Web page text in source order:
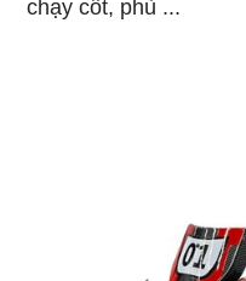
chạy cốt, phù ...